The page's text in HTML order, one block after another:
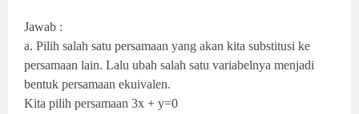
Jawab :
a. Pilih salah satu persamaan yang akan kita substitusi ke
persamaan lain. Lalu ubah salah satu variabelnya menjadi
bentuk persamaan ekuivalen.
Kita pilih persamaan 3x + y=0